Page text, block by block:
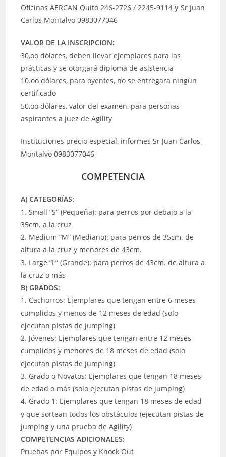
Oficinas AERCAN Quito 246-2726 / 2245-9114 y Sr Juan
Carlos Montalvo 0983077046
VALOR DE LA INSCRIPCION:
30,oo dólares, deben llevar ejemplares para las
prácticas y se otorgará diploma de asistencia
10.oo dólares, para oyentes, no se entregara ningún
certificado
50,oo dólares, valor del examen, para personas
aspirantes a juez de Agility
Instituciones precio especial, informes Sr Juan Carlos
Montalvo 0983077046
COMPETENCIA
A) CATEGORÍAS:
1. Small “S“ (Pequeña): para perros por debajo a la
35cm. a la cruz
2. Medium “M“ (Mediano): para perros de 35cm. de
altura a la cruz y menores de 43cm.
3. Large “L“ (Grande): para perros de 43cm. de altura a
la cruz o más
B) GRADOS:
1. Cachorros: Ejemplares que tengan entre 6 meses
cumplidos y menos de 12 meses de edad (solo
ejecutan pistas de jumping)
2. Jóvenes: Ejemplares que tengan entre 12 meses
cumplidos y menores de 18 meses de edad (solo
ejecutan pistas de jumping)
3. Grado o Novatos: Ejemplares que tengan 18 meses
de edad o más (solo ejecutan pistas de jumping)
4. Grado 1: Ejemplares que tengan 18 meses de edad
y que sortean todos los obstáculos (ejecutan pistas de
jumping y una prueba de Agility)
COMPETENCIAS ADICIONALES:
Pruebas por Equipos y Knock Out